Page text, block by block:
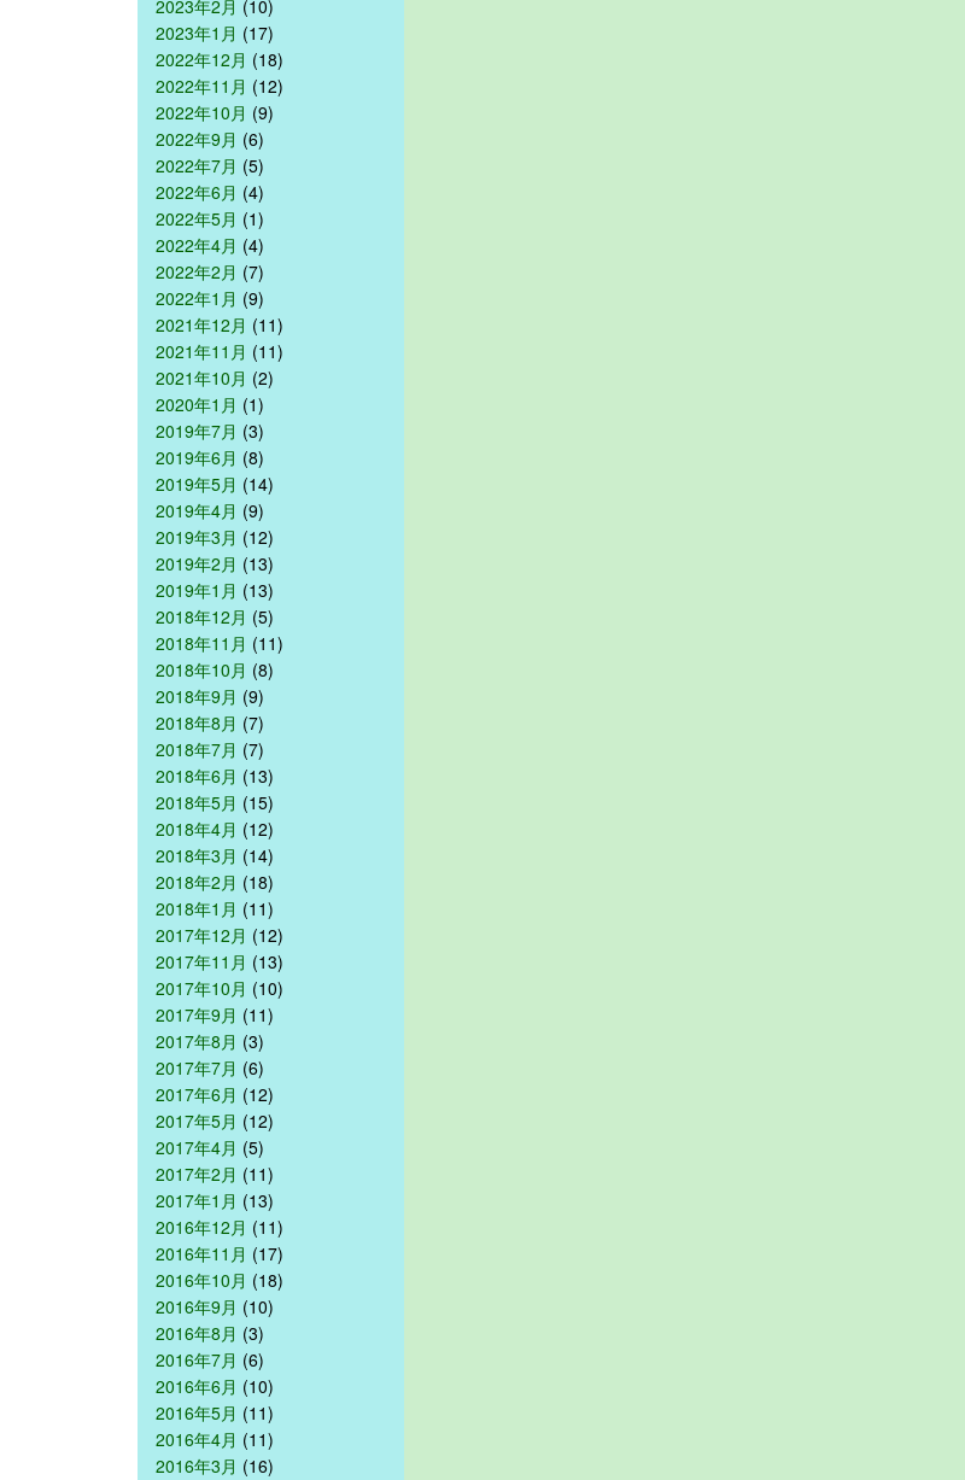
2023年2月 (10)
2023年1月 (17)
2022年12月 (18)
2022年11月 (12)
2022年10月 (9)
2022年9月 (6)
2022年7月 (5)
2022年6月 (4)
2022年5月 (1)
2022年4月 (4)
2022年2月 (7)
2022年1月 (9)
2021年12月 (11)
2021年11月 (11)
2021年10月 (2)
2020年1月 (1)
2019年7月 (3)
2019年6月 (8)
2019年5月 (14)
2019年4月 (9)
2019年3月 (12)
2019年2月 (13)
2019年1月 (13)
2018年12月 (5)
2018年11月 (11)
2018年10月 (8)
2018年9月 (9)
2018年8月 (7)
2018年7月 (7)
2018年6月 (13)
2018年5月 (15)
2018年4月 (12)
2018年3月 (14)
2018年2月 (18)
2018年1月 (11)
2017年12月 (12)
2017年11月 (13)
2017年10月 (10)
2017年9月 (11)
2017年8月 (3)
2017年7月 (6)
2017年6月 (12)
2017年5月 (12)
2017年4月 (5)
2017年2月 (11)
2017年1月 (13)
2016年12月 (11)
2016年11月 (17)
2016年10月 (18)
2016年9月 (10)
2016年8月 (3)
2016年7月 (6)
2016年6月 (10)
2016年5月 (11)
2016年4月 (11)
2016年3月 (16)